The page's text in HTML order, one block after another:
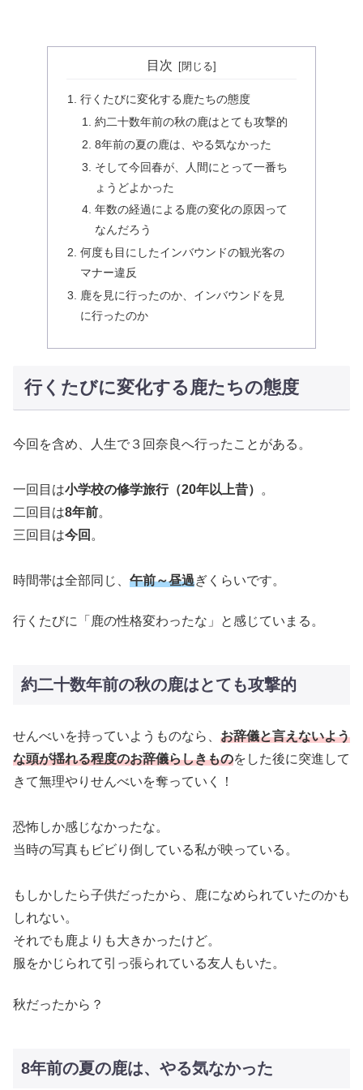
目次
行くたびに変化する鹿たちの態度
約二十数年前の秋の鹿はとても攻撃的
8年前の夏の鹿は、やる気なかった
そして今回春が、人間にとって一番ち
ょうどよかった
年数の経過による鹿の変化の原因って
なんだろう
何度も目にしたインバウンドの観光客の
マナー違反
鹿を見に行ったのか、インバウンドを見
に行ったのか
行くたびに変化する鹿たちの態度
今回を含め、人生で３回奈良へ行ったことがある。
一回目は小学校の修学旅行（20年以上昔）
。
二回目は8年前。
三回目は今回 。
時間帯は全部同じ、 午前～昼過ぎくらいです。
行くたびに「鹿の性格変わったな」と感じていまる。
約二十数年前の秋の鹿はとても攻撃的
せんべいを持っていようものなら、 お辞儀と言えないよう
な頭が揺れる程度のお辞儀らしきものをした後に突進して
きて無理やりせんべいを奪っていく！
恐怖しか感じなかったな。
当時の写真もビビり倒している私が映っている。
もしかしたら子供だったから、鹿になめられていたのかも
しれない。
それでも鹿よりも大きかったけど。
服をかじられて引っ張られている友人もいた。
秋だったから？
8年前の夏の鹿は、やる気なかった